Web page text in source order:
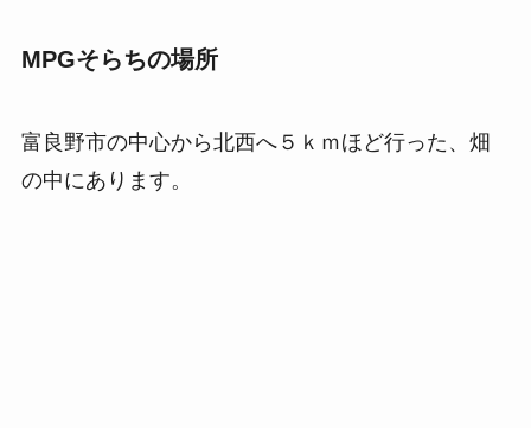
MPGそらちの場所
富良野市の中心から北西へ５ｋｍほど行った、畑
の中にあります。